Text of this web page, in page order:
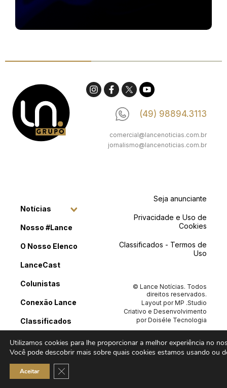
(49) 98894.3113
comercial@lancenoticias.com.br
jornalismo@lancenoticias.com.br
Notícias
Nosso #Lance
O Nosso Elenco
LanceCast
Colunistas
Conexão Lance
Classificados
Contato
Seja anunciante
Privacidade e Uso de
Cookies
Classificados - Termos de
Uso
© Lance Notícias. Todos
direitos reservados.
Layout porMP .Studio
Criativo e Desenvolvimento
porDoiséle Tecnologia
Utilizamos cookies para lhe proporcionar a melhor experiência no
Você pode descobrir mais sobre quais cookies estamos usando ou
Aceitar Close GDPR Cookie Banner